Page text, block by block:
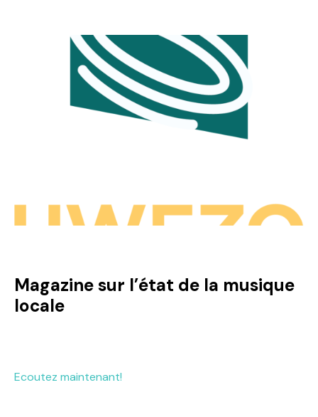
Magazine sur l’état de la musique
locale
Ecoutez maintenant!